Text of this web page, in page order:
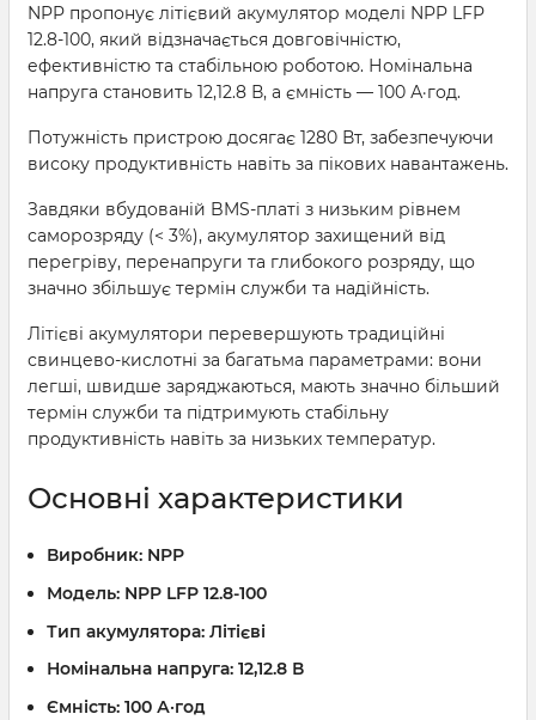
NPP пропонує літієвий акумулятор моделі NPP LFP
12.8-100, який відзначається довговічністю,
ефективністю та стабільною роботою. Номінальна
напруга становить 12,12.8 В, а ємність — 100 А·год.
Потужність пристрою досягає 1280 Вт, забезпечуючи
високу продуктивність навіть за пікових навантажень.
Завдяки вбудованій BMS-платі з низьким рівнем
саморозряду (< 3%), акумулятор захищений від
перегріву, перенапруги та глибокого розряду, що
значно збільшує термін служби та надійність.
Літієві акумулятори перевершують традиційні
свинцево-кислотні за багатьма параметрами: вони
легші, швидше заряджаються, мають значно більший
термін служби та підтримують стабільну
продуктивність навіть за низьких температур.
Основні характеристики
Виробник: NPP
Модель: NPP LFP 12.8-100
Тип акумулятора: Літієві
Номінальна напруга: 12,12.8 В
Ємність: 100 А·год